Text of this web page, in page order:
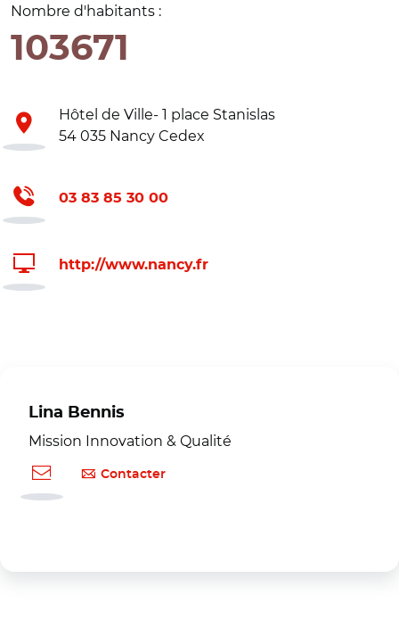
Nombre d'habitants :
103671
Hôtel de Ville- 1 place Stanislas
54 035 Nancy Cedex
03 83 85 30 00
http://www.nancy.fr
Lina Bennis
Mission Innovation & Qualité
Contacter